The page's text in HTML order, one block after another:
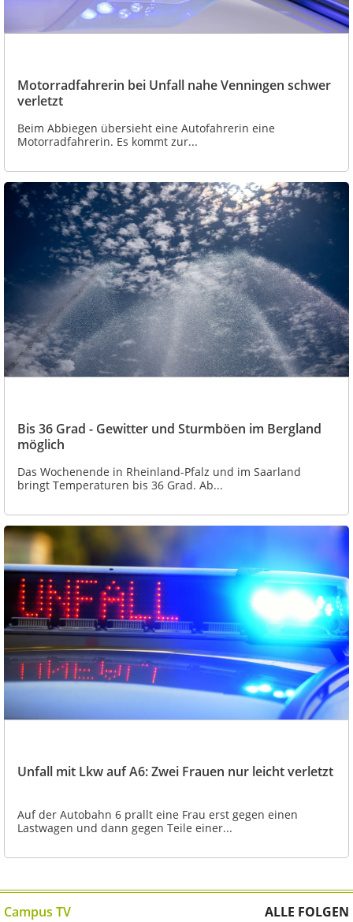
Motorradfahrerin bei Unfall nahe Venningen schwer
verletzt
Beim Abbiegen übersieht eine Autofahrerin eine
Motorradfahrerin. Es kommt zur...
Bis 36 Grad - Gewitter und Sturmböen im Bergland
möglich
Das Wochenende in Rheinland-Pfalz und im Saarland
bringt Temperaturen bis 36 Grad. Ab...
Unfall mit Lkw auf A6: Zwei Frauen nur leicht verletzt
Auf der Autobahn 6 prallt eine Frau erst gegen einen
Lastwagen und dann gegen Teile einer...
Campus TV ALLE FOLGEN